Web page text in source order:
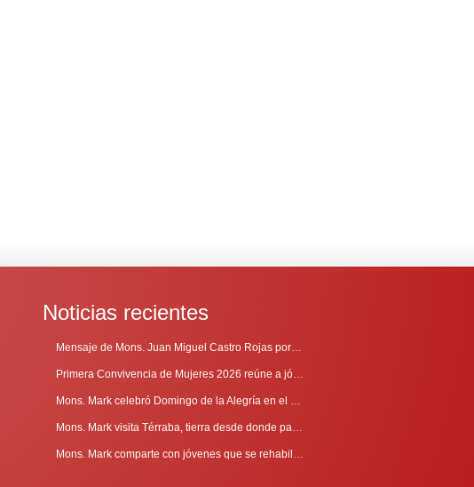
Noticias recientes
Mensaje de Mons. Juan Miguel Castro Rojas por el 69º Aniversario de Radio Sinaí
Primera Convivencia de Mujeres 2026 reúne a jóvenes en proceso de discernimiento vocacional
Mons. Mark celebró Domingo de la Alegría en el Sur
Mons. Mark visita Térraba, tierra desde donde parte la evangelización
Mons. Mark comparte con jóvenes que se rehabilitan en Comunidad Cenáculo